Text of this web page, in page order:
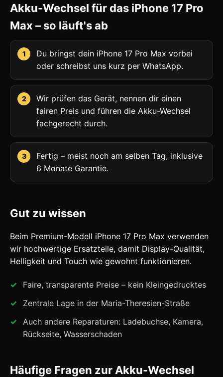
Akku-Wechsel für das iPhone 17 Pro
Max – so läuft's ab
Du bringst dein iPhone 17 Pro Max vorbei
oder schreibst uns kurz per WhatsApp.
Wir prüfen das Gerät, nennen dir einen
fairen Preis und führen die Akku-Wechsel
fachgerecht durch.
Fertig – meist noch am selben Tag, inklusive
6 Monate Garantie.
Gut zu wissen
Beim Premium-Modell iPhone 17 Pro Max verwenden
wir hochwertige Ersatzteile, damit Display-Qualität,
Helligkeit und Touch wie gewohnt funktionieren.
Faire, transparente Preise – kein Kleingedrucktes
Zentrale Lage in der Maria-Theresien-Straße
Auch andere Reparaturen: Ladebuchse, Kamera,
Rückseite, Wasserschaden
Häufige Fragen zur Akku-Wechsel